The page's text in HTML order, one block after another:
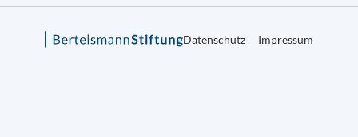
Datenschutz Impressum